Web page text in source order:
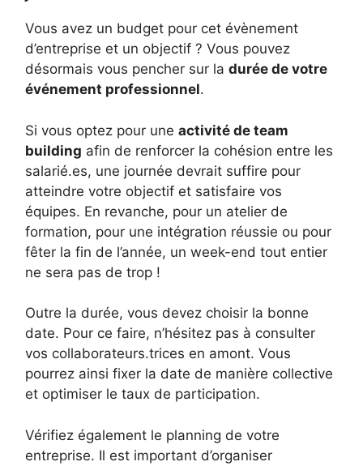
Vous avez un budget pour cet évènement
d’entreprise et un objectif ? Vous pouvez
désormais vous pencher sur la durée de votre
événement professionnel.
Si vous optez pour une activité de team
building afin de renforcer la cohésion entre les
salarié.es, une journée devrait suffire pour
atteindre votre objectif et satisfaire vos
équipes. En revanche, pour un atelier de
formation, pour une intégration réussie ou pour
fêter la fin de l’année, un week-end tout entier
ne sera pas de trop !
Outre la durée, vous devez choisir la bonne
date. Pour ce faire, n’hésitez pas à consulter
vos collaborateurs.trices en amont. Vous
pourrez ainsi fixer la date de manière collective
et optimiser le taux de participation.
Vérifiez également le planning de votre
entreprise. Il est important d’organiser